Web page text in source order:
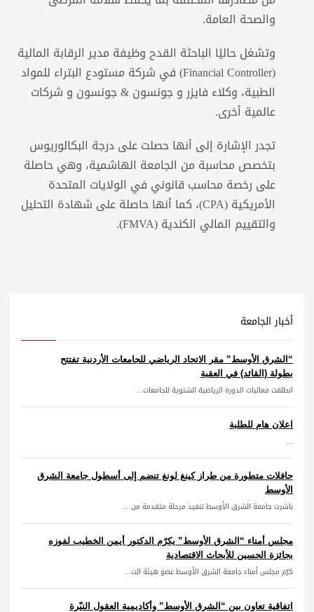
والصحة العامة.
وتشغل حاليًا الباحثة القدح وظيفة مدير الرقابة المالية
(Financial Controller) في شركة مستودع البتراء للمواد
الطبية، وكلاء فايزر و جونسون & جونسون و شركات
عالمية أخرى.
تجدر الإشارة إلى أنها حصلت على درجة البكالوريوس
بتخصص محاسبة من الجامعة الهاشمية، وهي حاصلة
على رخصة محاسب قانوني في الولايات المتحدة
الأمريكية (CPA)، كما أنها حاصلة على شهادة التحليل
والتقييم المالي الكندية (FMVA).
أخبار الجامعة
“الشرق الأوسط” مقر الاتحاد الرياضي للجامعات الأردنية تفتتح
بطولة (القائد) في العقبة
انطلقت فعاليات الدورة الرياضية الشتوية للجامعات...
اعلان هام للطلبة
...
حافلات متطورة من طراز كينغ لونغ تنضم إلى أسطول جامعة الشرق
الأوسط
باشرت جامعة الشرق الأوسط تنفيذ مرحلة متقدمة من ...
مجلس أمناء “الشرق الأوسط” يكرّم الدكتور أيمن الخطيب لفوزه
بجائزة الحسين للأبحاث الاقتصادية
كرّم مجلس أمناء جامعة الشرق الأوسط عضو هيئة الت...
اتفاقية تعاون بين “الشرق الأوسط” وأكاديمية العقول النيّرة